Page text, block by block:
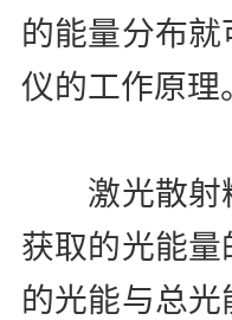
的能量分布
仪的工作原理
激光散射粒
获取的光能
的光能与总